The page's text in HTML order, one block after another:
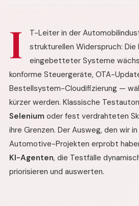
I
T-Leiter in der
strukturellen Widerspruch:
eingebetteter Systeme
konforme Steuergeräte, OTA-
Bestellsystem-Cloudifizierung —
kürzer werden. Klassische
Selenium oder fest verdrahteten
ihre Grenzen. Der Ausweg, den wir
Automotive-Projekten erprobt
KI-Agenten, die Testfälle
priorisieren und auswerten.